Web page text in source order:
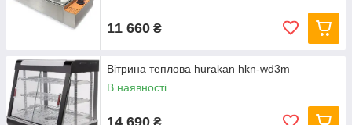
11 660 ₴
Вітрина теплова hurakan hkn-wd3m
В наявності
14 690 ₴